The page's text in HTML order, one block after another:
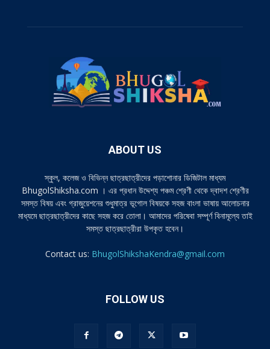
ABOUT US
স্কুল, কলেজ ও বিভিন্ন ছাত্রছাত্রীদের পড়াশোনার ডিজিটাল মাধ্যম
BhugolShiksha.com । এর প্রধান উদ্দেশ্য পঞ্চম শ্রেণী থেকে দ্বাদশ শ্রেণীর
সমস্ত বিষয় এবং গ্রাজুয়েশনের শুধুমাত্র ভূগোল বিষয়কে সহজ বাংলা ভাষায় আলোচনার
মাধ্যমে ছাত্রছাত্রীদের কাছে সহজ করে তোলা। আমাদের পরিষেবা সম্পূর্ণ বিনামূল্যে তাই
সমস্ত ছাত্রছাত্রীরা উপকৃত হবেন।
Contact us: BhugolShikshaKendra@gmail.com
FOLLOW US